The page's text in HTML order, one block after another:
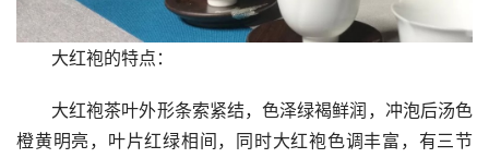
大红袍的特点：
大红袍茶叶外形条索紧结，色泽绿褐鲜润，冲泡后汤色
橙黄明亮，叶片红绿相间，同时大红袍色调丰富，有三节